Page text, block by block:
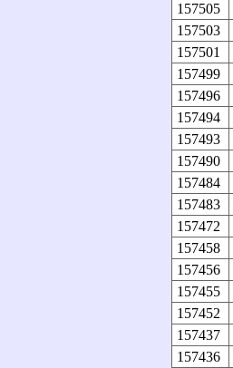
157505
157503
157501
157499
157496
157494
157493
157490
157484
157483
157472
157458
157456
157455
157452
157437
157436